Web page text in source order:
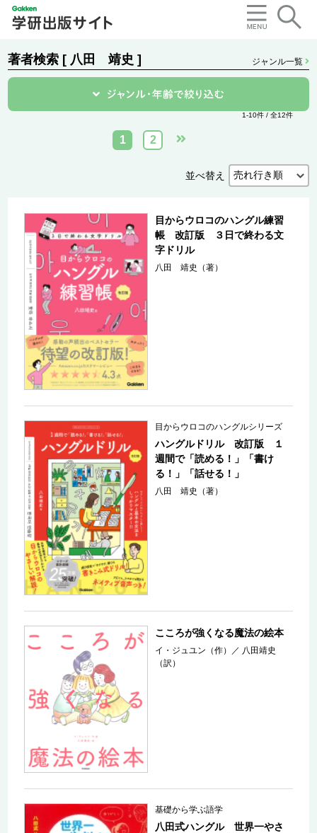
著者検索 [ 八田 靖史 ] ジャンル一覧
1-10件 / 全12件
1 2
並べ替え
目からウロコのハングル練習
帳 改訂版 ３日で終わる文
字ドリル
八田 靖史（著）
目からウロコのハングルシリーズ
ハングルドリル 改訂版 １
週間で「読める！」「書け
る！」「話せる！」
八田 靖史（著）
こころが強くなる魔法の絵本
イ・ジュユン（作） ／ 八田靖史
（訳）
基礎から学ぶ語学
八田式ハングル 世界一やさ